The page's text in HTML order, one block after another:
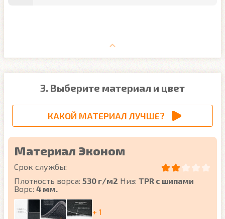
3. Выберите материал и цвет
КАКОЙ МАТЕРИАЛ ЛУЧШЕ?
Материал Эконом
Срок службы:
Плотность ворса: 530 г/м2 Низ: TPR с шипами
Ворс: 4 мм.
+ 1